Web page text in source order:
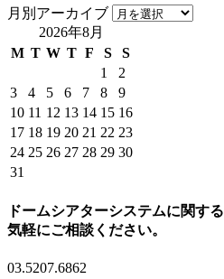
月別アーカイブ
2026年8月
M T W T F S
S
1
2
3
4 5 6 7 8
9
10 11 12 13 14 15 16
17 18 19 20 21 22 23
24 25 26 27 28 29 30
31
ドームシアターシステムに関する
気軽にご相談ください。
03.5207.6862